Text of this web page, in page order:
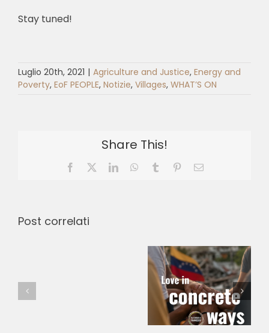
Stay tuned!
Luglio 20th, 2021 | Agriculture and Justice, Energy and
Poverty, EoF PEOPLE, Notizie, Villages, WHAT’S ON
Share This!
Facebook LinkedInWhatsApp
Tumblr PinterestEmail
Post correlati
Francisco e
Clara –
Pontifícia
Universidade
Católica do